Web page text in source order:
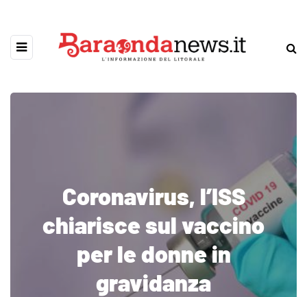
Coronavirus, l’ISS
chiarisce sul vaccino
per le donne in
gravidanza